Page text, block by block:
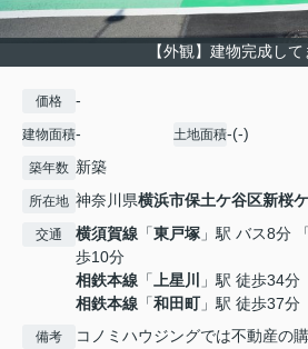
【外観】建物完成して
価格 -
建物面積- 土地面積-(-)
築年数 新築
所在地 神奈川県横浜市保土ケ谷区新桜
交通 横須賀線 「東戸塚 」駅 バス8分
歩10分
相鉄本線 「上星川
」駅 徒歩34分
相鉄本線 「和田町」駅 徒歩37分
備考
コノミハウジングでは不動産の